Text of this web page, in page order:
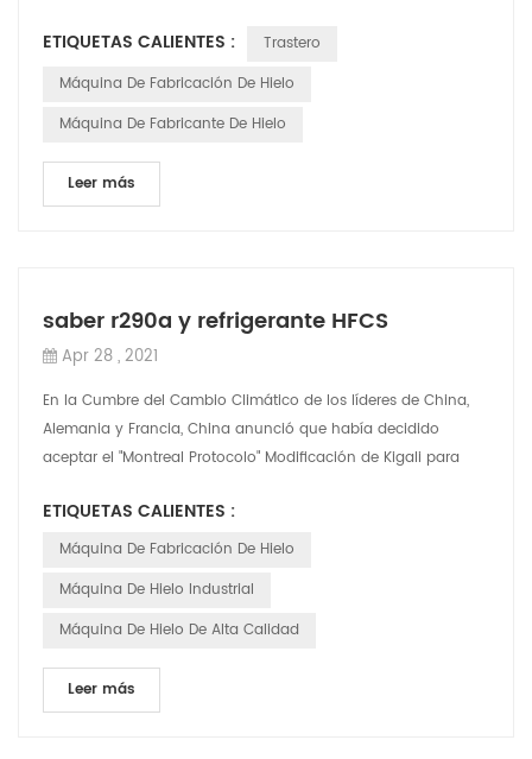
ETIQUETAS CALIENTES :
Trastero
Máquina De Fabricación De Hielo
Máquina De Fabricante De Hielo
Leer más
saber r290a y refrigerante HFCS
Apr 28 , 2021
En la Cumbre del Cambio Climático de los líderes de China,
Alemania y Francia, China anunció que había decidido
aceptar el "Montreal Protocolo" Modificación de Kigali para
ETIQUETAS CALIENTES :
Máquina De Fabricación De Hielo
Máquina De Hielo Industrial
Máquina De Hielo De Alta Calidad
Leer más